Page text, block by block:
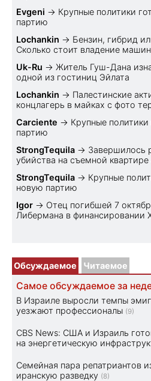
Evgeni → Крупные политики
партию
Lochankin → Бензин, гибрид
Cколько стоит владение
Uk-Ru → Житель Гуш-Дана
одной из гостиниц Эйлата
Lochankin → Палестинские
концлагерь в майках с фото
Carciente → Крупные
партию
StrongTequila → Завершилось
убийства на съемной
StrongTequila → Крупные
новую партию
Igor → Отец погибшей 7
Либермана в финансировании
Обсуждаемое Читаемое
Самое обсуждаемое за
В Израиле выросли темпы
уезжают профессионалы (9)
CBS News: США и Израиль
на энергетическую
Семейная пара репатриантов
иранскую разведку (8)